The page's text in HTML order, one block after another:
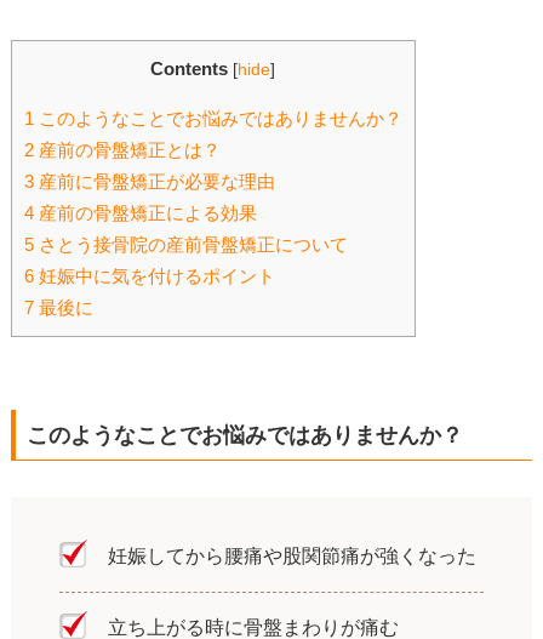
Contents [hide]
1このようなことでお悩みではありませんか？
2産前の骨盤矯正とは？
3産前に骨盤矯正が必要な理由
4産前の骨盤矯正による効果
5さとう接骨院の産前骨盤矯正について
6妊娠中に気を付けるポイント
7最後に
このようなことでお悩みではありませんか？
妊娠してから腰痛や股関節痛が強くなった
立ち上がる時に骨盤まわりが痛む